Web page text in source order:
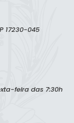
17230-045
feira das 7:30h